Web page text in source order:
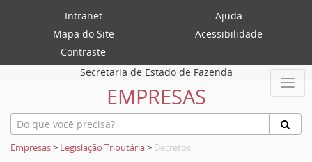
Intranet
Ajuda
Mapa do Site
Acessibilidade
Contraste
Secretaria de Estado de Fazenda
EMPRESAS
Empresas> Legislação Tributária> Decretos